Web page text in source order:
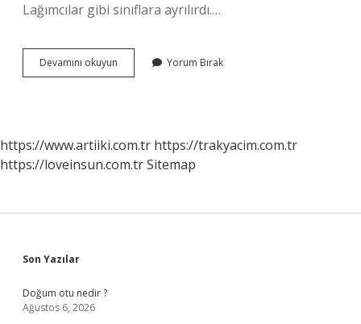
Lağımcılar gibi sınıflara ayrılırdı.…
Devamını okuyun Cebecinin
Gorevi
Yorum Bırak
https://www.artiiki.com.tr https://trakyacim.com.tr
https://loveinsun.com.trSitemap
Sidebar
Son Yazılar
Doğum otu nedir ?
Ağustos 6, 2026